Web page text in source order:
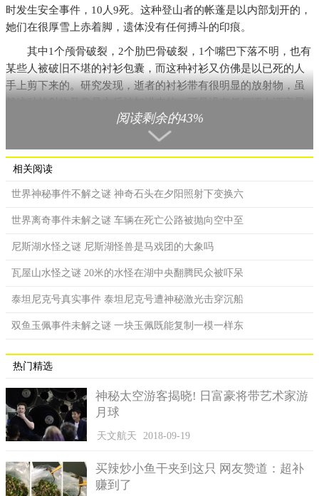
时发生安全事件，10人9死。这种登山者的帐蓬是以内部划开的，
她们在很厚雪上赤着脚，遗体没有任何搏斗的印痕。
其中1个颅骨破裂，2个肋巴骨破裂，1个嘴巴下落不明，也有
某些人被破旧不堪的衬衫包囊，而这种衬衫又仿佛是以已死的人
手上剪下来的。研究发现，逝者的衬衫带有很明显的放射物，虽
滑冰队所应用的帐蓬因爬山必须，其密闭性都非常优良，但
只将会是滑冰队对员听见某类与众不同的响声，在赶忙中的作
她们一帮人是产生了能够严重危害到性命的灾祸。
滑冰队对员遗体大部分存有骨裂状况，列举有几名对员，一
位丧失嘴巴，一位颅骨破裂。但可以将成年人导致这类情况的状
法在这类坏境中保证。事件中也有一位对员嘴巴的怪异消退，却
没有哪些能量导致的，极有可能含有某类客观含义。
阅读剩余的43%
相关阅读
世界神秘事件不解之谜 神奇石头在夕阳照射下变换六
世界离奇事件未解之谜 车辆在死亡公路被抛向空中至
尼斯湖水怪之谜 尼斯湖怪兽是马戏团的大象吗
瓦屋山水怪之谜 20米的水怪在湖中央翻腾民众被吓呆
泰坦尼克号真实事件 泰坦尼克号遭神秘激光击穿沉船
双鱼玉佩事件未解之谜 一块玉佩既能复制一模一样东
热门精选
神秘太空游客揭晓! 日富豪将带艺术家游
月球
天文航天 2018-09-19
买辣炒小鱼干夹到这只 网友赞道：超补
赚到了